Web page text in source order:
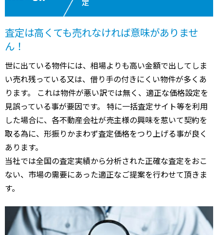
査定は高くても売れなければ意味がありませ
ん！
世に出ている物件には、相場よりも高い金額で出してしま
い売れ残っている又は、借り手の付きにくい物件が多くあ
ります。 これは物件が悪い訳では無く、適正な価格設定を
見誤っている事が要因です。 特に一括査定サイト等を利用
した場合に、各不動産会社が売主様の興味を惹いて契約を
取る為に、形振りかまわず査定価格をつり上げる事が良く
あります。
当社では全国の査定実績から分析された正確な査定をおこ
ない、市場の需要にあった適正なご提案を行わせて頂きま
す。